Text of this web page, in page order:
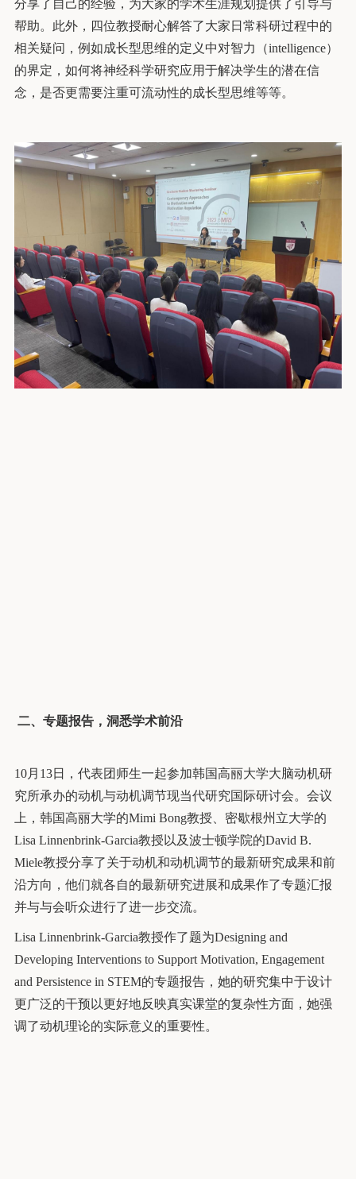
分享了自己的经验，为大家的学术生涯规划提供了引导与
帮助。此外，四位教授耐心解答了大家日常科研过程中的
相关疑问，例如成长型思维的定义中对智力（intelligence）
的界定，如何将神经科学研究应用于解决学生的潜在信
念，是否更需要注重可流动性的成长型思维等等。
二、 专题报告，洞悉学术前沿
10月13日，代表团师生一起参加韩国高丽大学大脑动机研
究所承办的动机与动机调节现当代研究国际研讨会。会议
上，韩国高丽大学的Mimi Bong教授、密歇根州立大学的
Lisa Linnenbrink-Garcia教授以及波士顿学院的David B.
Miele教授分享了关于动机和动机调节的最新研究成果和前
沿方向，他们就各自的最新研究进展和成果作了专题汇报
并与与会听众进行了进一步交流。
Lisa Linnenbrink-Garcia教授作了题为Designing and
Developing Interventions to Support Motivation, Engagement
and Persistence in STEM的专题报告，她的研究集中于设计
更广泛的干预以更好地反映真实课堂的复杂性方面，她强
调了动机理论的实际意义的重要性。